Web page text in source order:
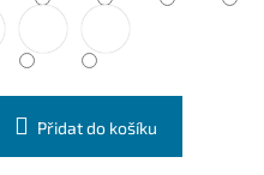
Přidat do košíku